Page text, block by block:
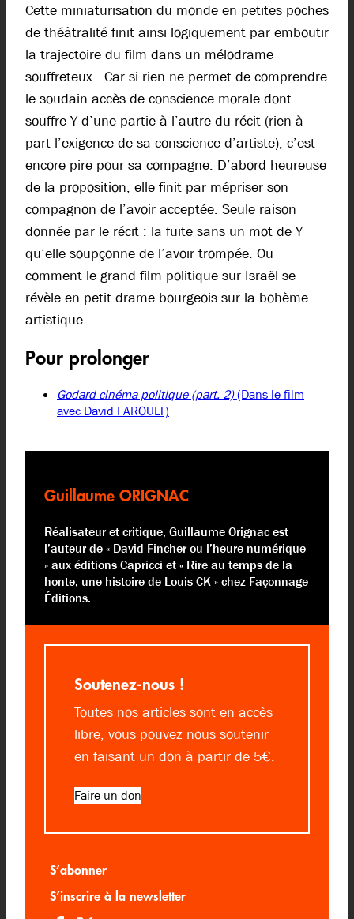
Cette miniaturisation du monde en petites poches
de théâtralité finit ainsi logiquement par emboutir
la trajectoire du film dans un mélodrame
souffreteux. Car si rien ne permet de comprendre
le soudain accès de conscience morale dont
souffre Y d’une partie à l’autre du récit (rien à
part l’exigence de sa conscience d’artiste), c’est
encore pire pour sa compagne. D’abord heureuse
de la proposition, elle finit par mépriser son
compagnon de l’avoir acceptée. Seule raison
donnée par le récit : la fuite sans un mot de Y
qu’elle soupçonne de l’avoir trompée. Ou
comment le grand film politique sur Israël se
révèle en petit drame bourgeois sur la bohème
artistique.
Pour prolonger
Godard cinéma politique (part. 2)(Dans le film
avec David FAROULT)
Guillaume ORIGNAC
Réalisateur et critique, Guillaume Orignac est
l’auteur de « David Fincher ou l’heure numérique
» aux éditions Capricci et « Rire au temps de la
honte, une histoire de Louis CK » chez Façonnage
Éditions.
Soutenez-nous !
Toutes nos articles sont en accès
libre, vous pouvez nous soutenir
en faisant un don à partir de 5€.
Faire un don
S’abonner
S’inscrire à la newsletter